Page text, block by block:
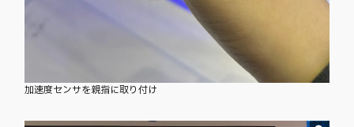
加速度センサを親指に取り付け